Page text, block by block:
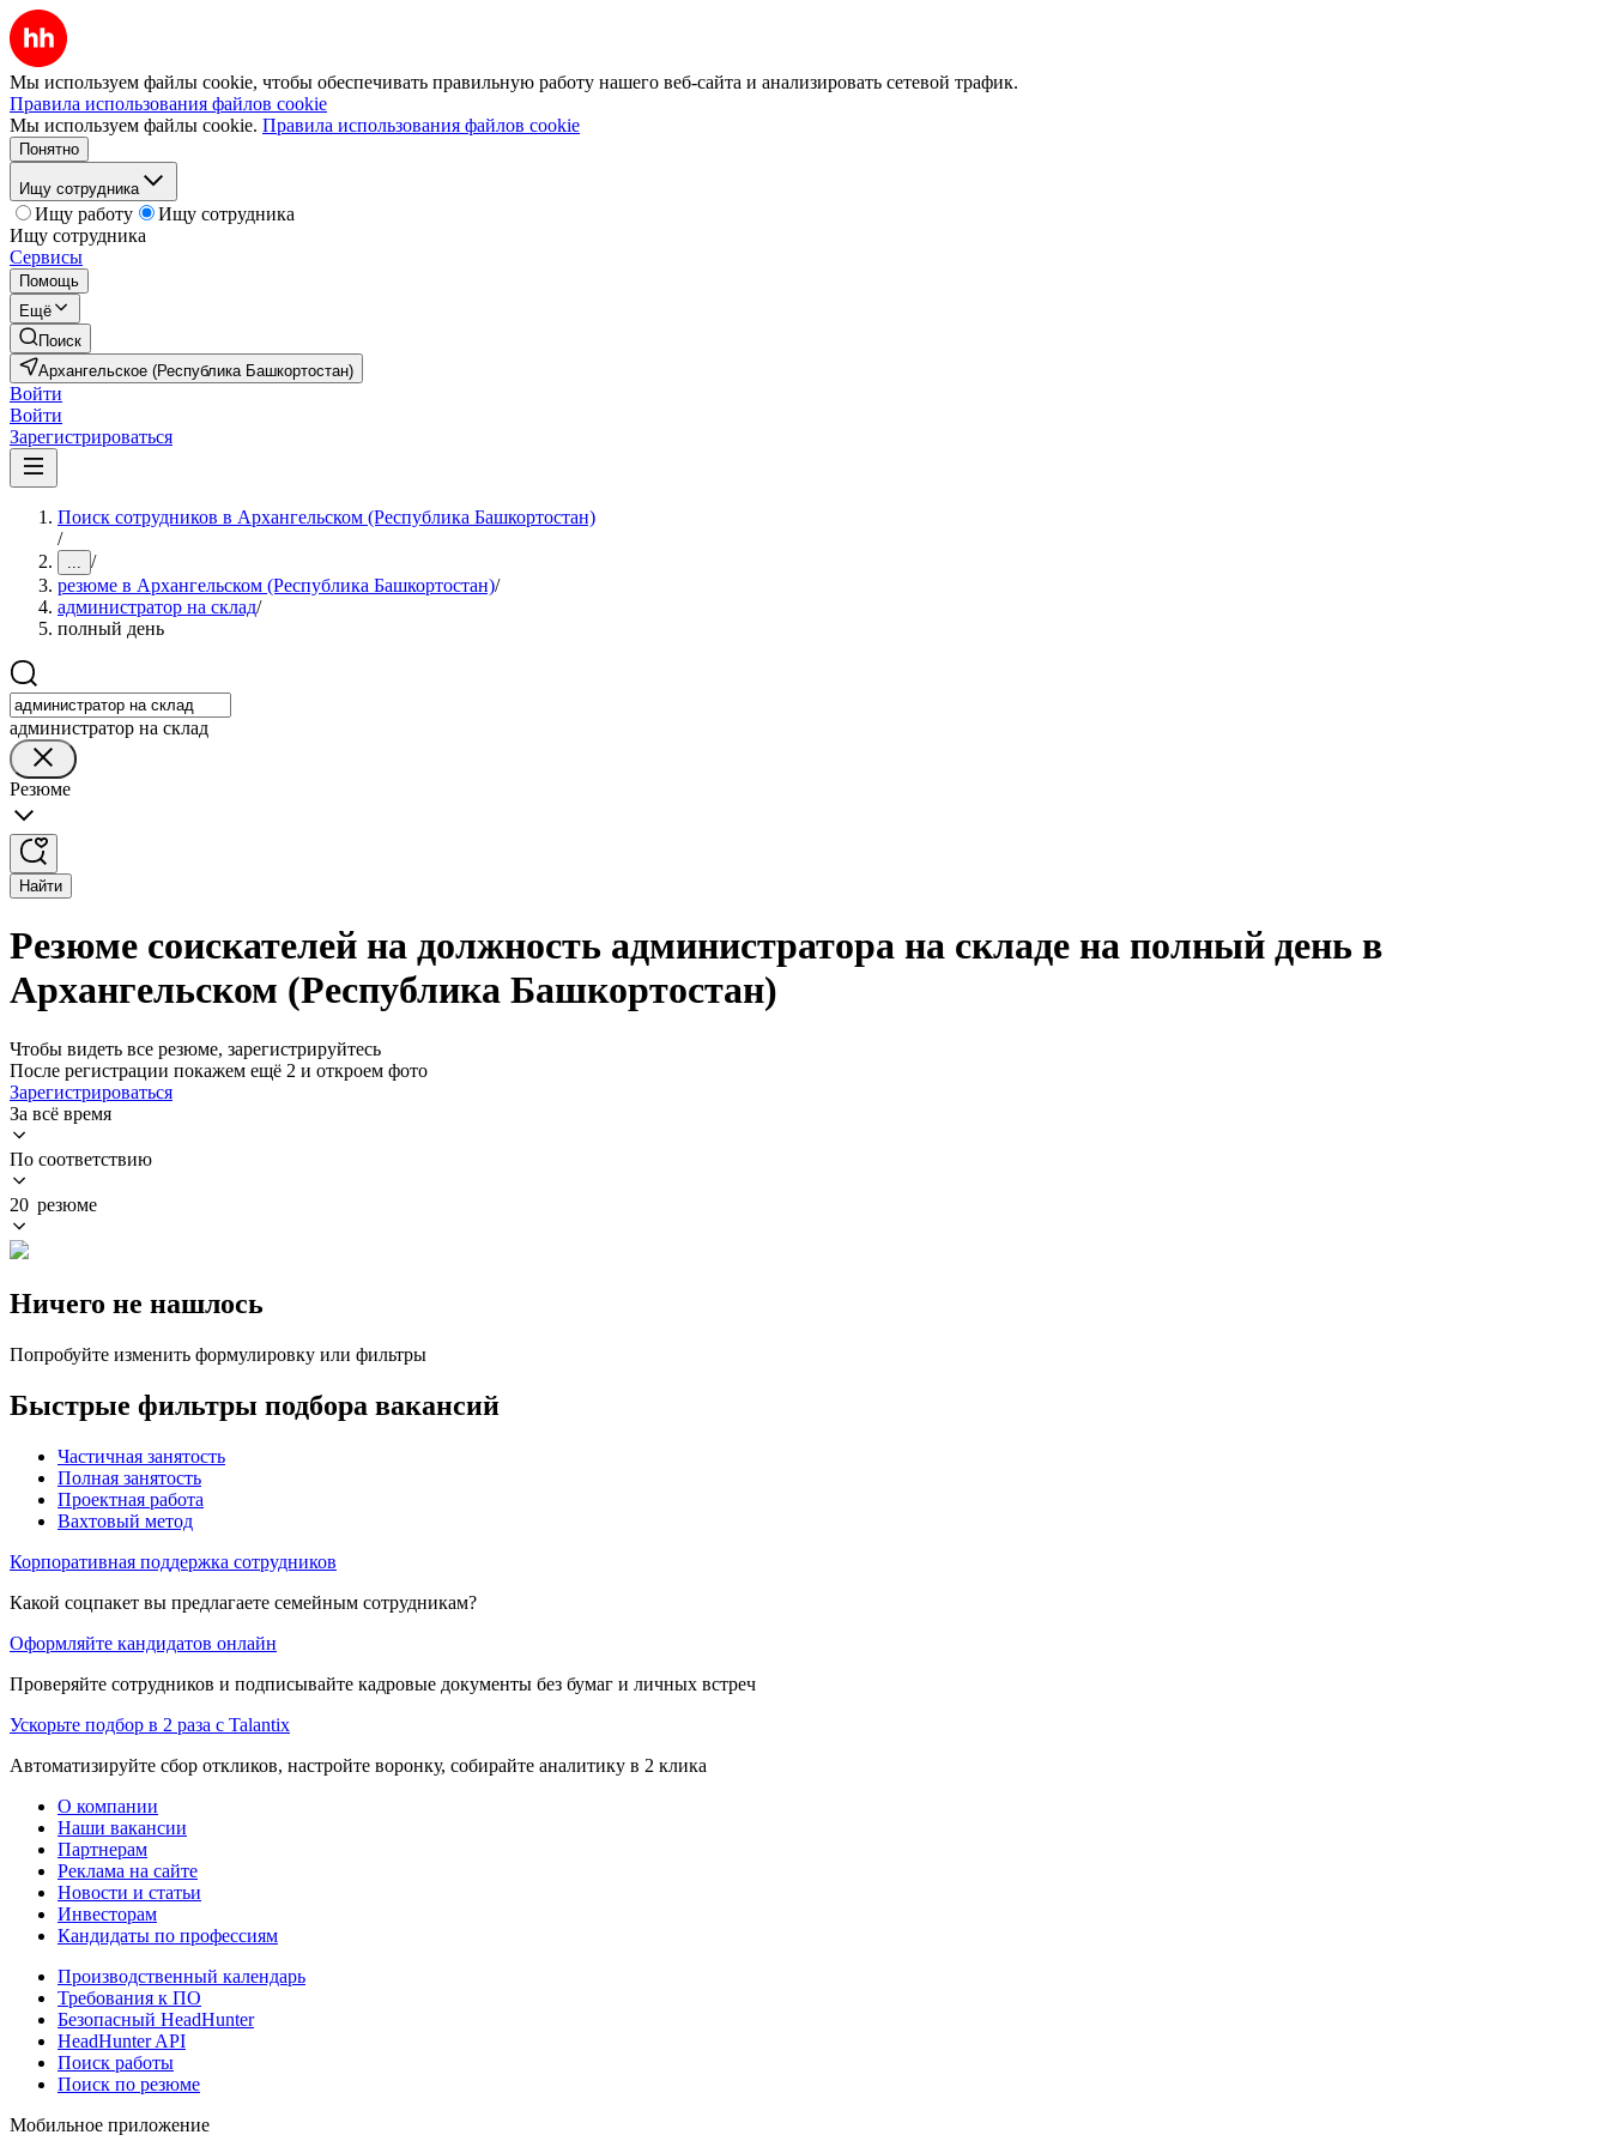
Мы используем файлы cookie, чтобы обеспечивать правильную работу нашего веб-сайта и анализировать сетевой трафик.
Правила использования файлов cookie
Мы используем файлы cookie. Правила использования файлов cookie
Понятно
Ищу сотрудника
Ищу работу
Ищу сотрудника
Ищу сотрудника
Сервисы
Помощь
Ещё
Поиск
Архангельское (Республика Башкортостан)
Войти
Войти
Зарегистрироваться
Поиск сотрудников в Архангельском (Республика Башкортостан)
/
... /
резюме в Архангельском (Республика Башкортостан)/
администратор на склад/
полный день
администратор на склад
Резюме
Найти
Резюме соискателей на должность администратора на складе на полный день в
Архангельском (Республика Башкортостан)
Чтобы видеть все резюме, зарегистрируйтесь
После регистрации покажем ещё 2 и откроем фото
Зарегистрироваться
За всё время
По соответствию
20 резюме
Ничего не нашлось
Попробуйте изменить формулировку или фильтры
Быстрые фильтры подбора вакансий
Частичная занятость
Полная занятость
Проектная работа
Вахтовый метод
Корпоративная поддержка сотрудников
Какой соцпакет вы предлагаете семейным сотрудникам?
Оформляйте кандидатов онлайн
Проверяйте сотрудников и подписывайте кадровые документы без бумаг и личных встреч
Ускорьте подбор в 2 раза с Talantix
Автоматизируйте сбор откликов, настройте воронку, собирайте аналитику в 2 клика
О компании
Наши вакансии
Партнерам
Реклама на сайте
Новости и статьи
Инвесторам
Кандидаты по профессиям
Производственный календарь
Требования к ПО
Безопасный HeadHunter
HeadHunter API
Поиск работы
Поиск по резюме
Мобильное приложение